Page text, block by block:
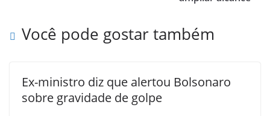
Você pode gostar também
Ex-ministro diz que alertou Bolsonaro
sobre gravidade de golpe